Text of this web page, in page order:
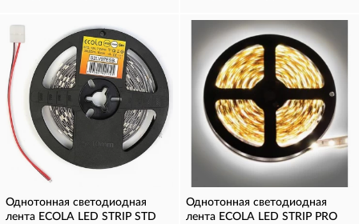
Однотонная светодиодная
лента ECOLA LED STRIP STD
Однотонная светодиодная
лента ECOLA LED STRIP PRO